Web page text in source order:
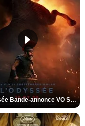
L'Odyssée Bande-annonce VO STFR